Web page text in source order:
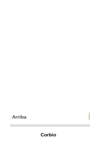
Arriba
Corbio